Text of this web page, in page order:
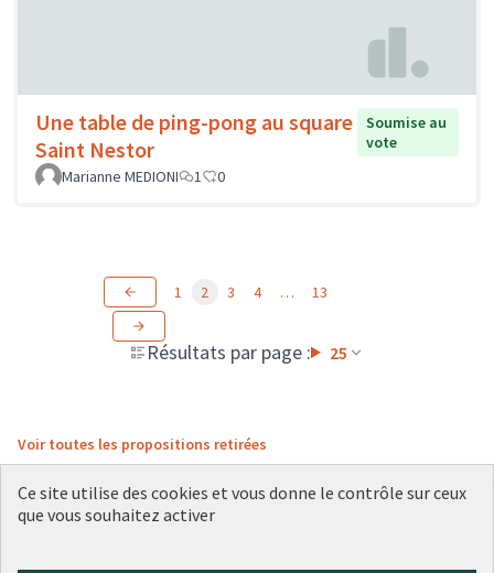
Une table de ping-pong au square
Saint Nestor
Soumise au
vote
Marianne MEDIONI
1 0
Résultats par page : 25
1 2 3 4 … 13
Voir toutes les propositions retirées
Ce site utilise des cookies et vous donne le contrôle sur ceux
que vous souhaitez activer